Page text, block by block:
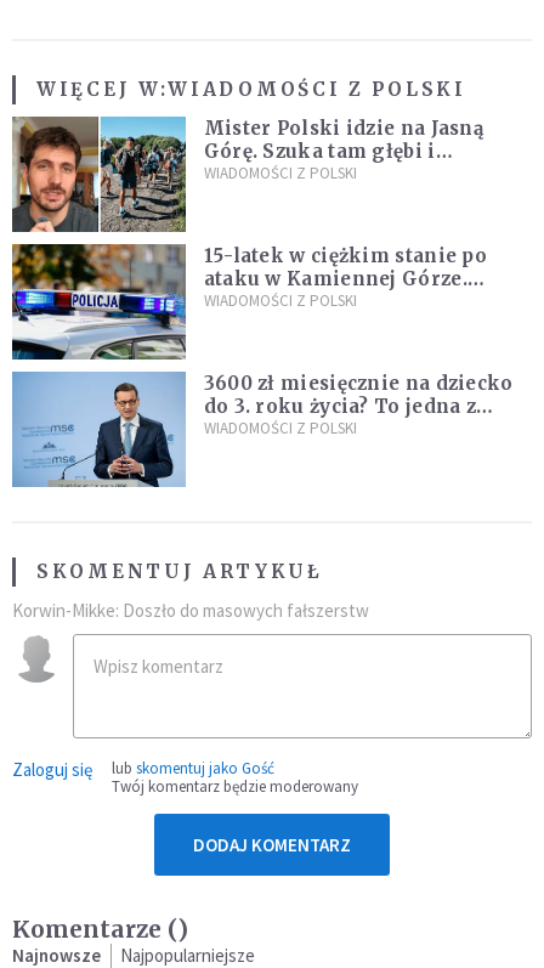
WIĘCEJ W:WIADOMOŚCI Z POLSKI
Mister Polski idzie na Jasną
Górę. Szuka tam głębi i
spotkania
WIADOMOŚCI Z POLSKI
15-latek w ciężkim stanie po
ataku w Kamiennej Górze.
Policja zatrzymała dwóch
WIADOMOŚCI Z POLSKI
3600 zł miesięcznie na dziecko
do 3. roku życia? To jedna z
propozycji programu "Rozwój
WIADOMOŚCI Z POLSKI
SKOMENTUJ ARTYKUŁ
Korwin-Mikke: Doszło do masowych fałszerstw
Zaloguj się lub skomentuj jako Gość
Twój komentarz będzie moderowany
DODAJ KOMENTARZ
Komentarze ()
Najnowsze Najpopularniejsze